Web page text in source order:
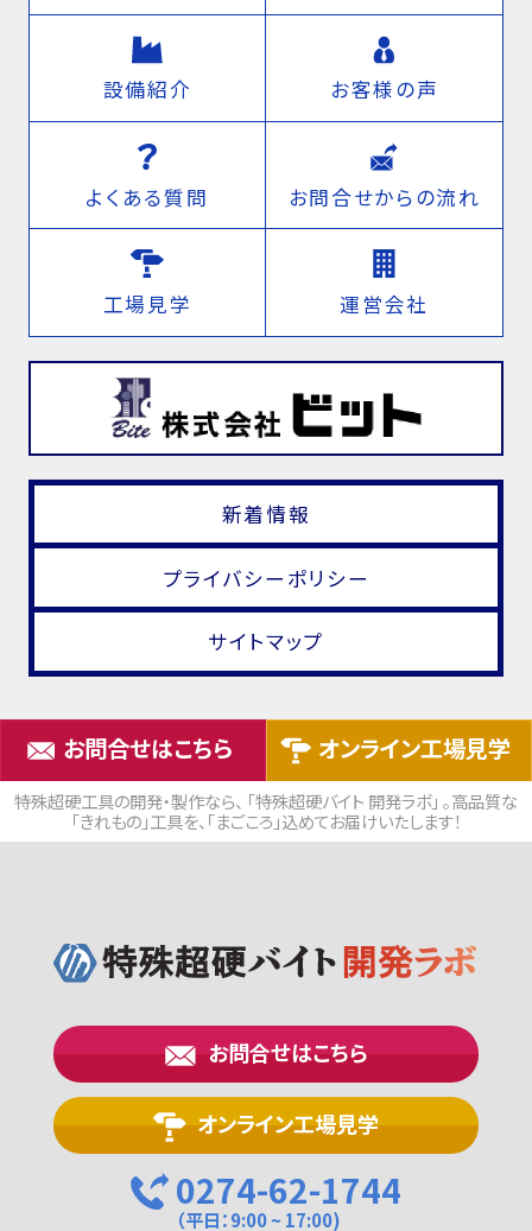
設備紹介 お客様の声
よくある質問 お問合せからの流れ
工場見学 運営会社
新着情報
プライバシーポリシー
サイトマップ
お問合せはこちら オンライン工場見学
特殊超硬工具の開発・製作なら、 「特殊超硬バイト 開発ラボ」 。高品質な
「きれもの」工具を、「まごころ」込めてお届けいたします！
お問合せはこちら
オンライン工場見学
0274-62-1744
（平日：9:00 ~ 17:00)